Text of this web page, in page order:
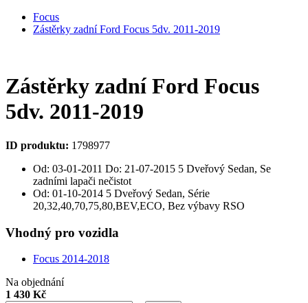
Focus
Zástěrky zadní Ford Focus 5dv. 2011-2019
Zástěrky zadní Ford Focus
5dv. 2011-2019
ID produktu: 1798977
Od: 03-01-2011 Do: 21-07-2015 5 Dveřový Sedan, Se
zadními lapači nečistot
Od: 01-10-2014 5 Dveřový Sedan, Série
20,32,40,70,75,80,BEV,ECO, Bez výbavy RSO
Vhodný pro vozidla
Focus 2014-2018
Na objednání
1 430 Kč